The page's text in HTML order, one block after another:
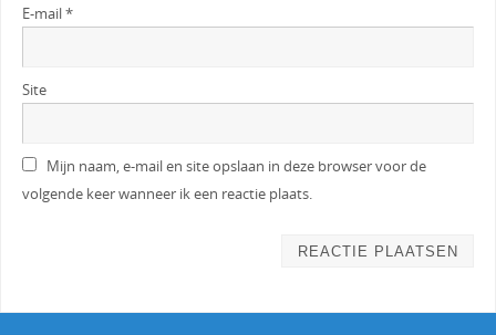
E-mail*
Site
Mijn naam, e-mail en site opslaan in deze browser voor de
volgende keer wanneer ik een reactie plaats.